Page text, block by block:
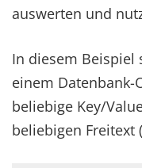
auswerten und
In diesem Beispiel
einem Datenbank-
beliebige Key/
beliebigen Freitext